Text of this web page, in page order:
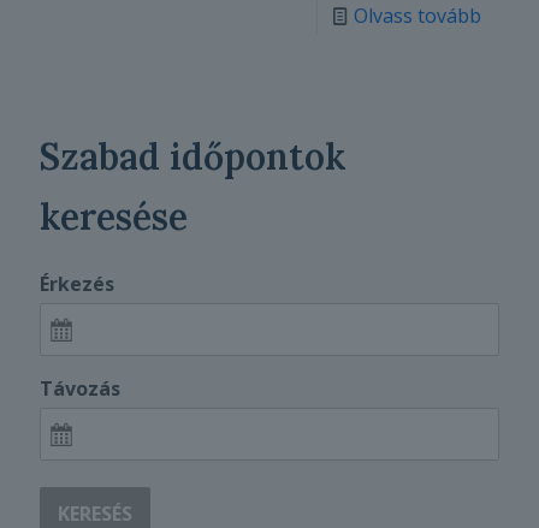
Olvass tovább
Szabad időpontok
keresése
Érkezés
Távozás
KERESÉS